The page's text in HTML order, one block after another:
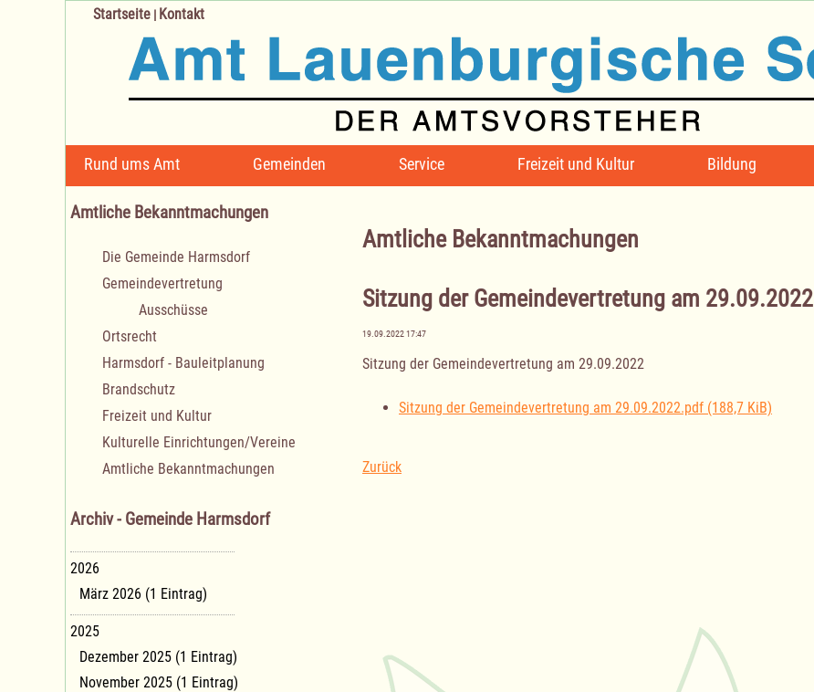
Navigation
überspringen
Rund ums Amt Gemeinden Service Freizeit und Kultur Bildung
Startseite | Kontakt
Amtliche Bekanntmachungen
Sitzung der Gemeindevertretung am 29.09.2022
19.09.2022 17:47
Sitzung der Gemeindevertretung am 29.09.2022
Sitzung der Gemeindevertretung am 29.09.2022.pdf (188,7 KiB)
Zurück
Amtliche Bekanntmachungen
Navigation
überspringen
Die Gemeinde Harmsdorf
Gemeindevertretung
Ausschüsse
Ortsrecht
Harmsdorf - Bauleitplanung
Brandschutz
Freizeit und Kultur
Kulturelle Einrichtungen/Vereine
Amtliche Bekanntmachungen
Archiv - Gemeinde Harmsdorf
2026
März 2026 (1 Eintrag)
2025
Dezember 2025 (1 Eintrag)
November 2025 (1 Eintrag)